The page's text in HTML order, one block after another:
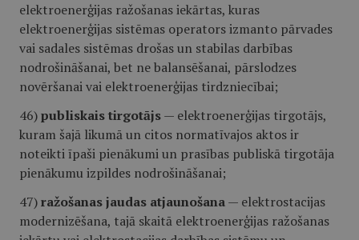
elektroenerģijas ražošanas iekārtas, kuras
elektroenerģijas sistēmas operators izmanto pārvades
vai sadales sistēmas drošas un stabilas darbības
nodrošināšanai, bet ne balansēšanai, pārslodzes
novēršanai vai elektroenerģijas tirdzniecībai;
46)publiskais tirgotājs— elektroenerģijas tirgotājs,
kuram šajā likumā un citos normatīvajos aktos ir
noteikti īpaši pienākumi un prasības publiskā tirgotāja
pienākumu izpildes nodrošināšanai;
47)ražošanas jaudas atjaunošana— elektrostacijas
modernizēšana, tajā skaitā elektroenerģijas ražošanas